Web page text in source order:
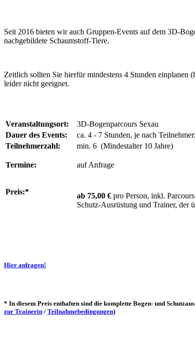
Seit 2016 bieten wir auch Gruppen-Events auf dem 3D-
nachgebildete Schaumstoff-Tiere.
Zeitlich sollten Sie hierfür mindestens 4 Stunden einplanen
leider nicht geeignet.
Veranstaltungsort:
3D-Bogenparcours Sexau
Dauer des Events:
ca. 4 - 7 Stunden, je nach
Teilnehmerzahl:
min. 6 (Mindestalter 10 Jahre)
Termine: auf Anfrage
Preis:* ab 75,00 € pro Person, inkl.
Schutz-Ausrüstung und Trainer, der
Hier anfragen!
* In diesem Preis enthalten sind die komplette Bogen- und
zur Trainerin / Teilnahmebedingungen)